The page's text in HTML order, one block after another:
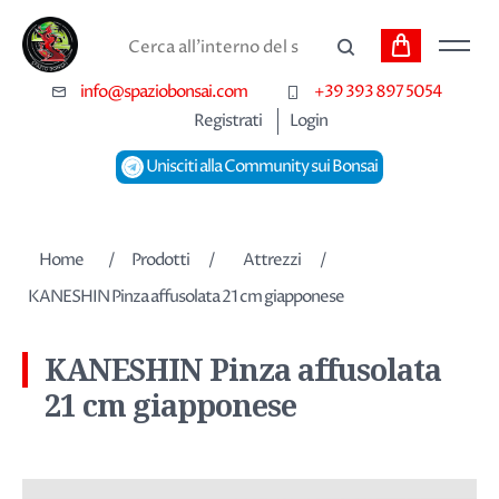
Cerca
info@spaziobonsai.com
+39 393 897 5054
Registrati
Login
Unisciti alla Community sui Bonsai
Carrello
Home / Prodotti / Attrezzi
/
KANESHIN Pinza affusolata 21 cm giapponese
KANESHIN Pinza affusolata
21 cm giapponese